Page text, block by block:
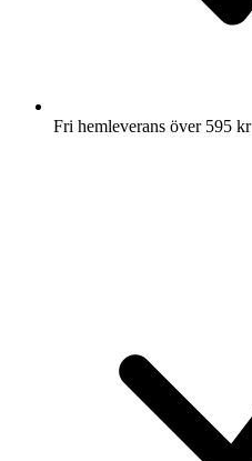
Fri hemleverans över 595 kr